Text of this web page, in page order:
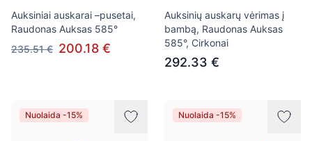
Auksiniai auskarai –pusetai,
Raudonas Auksas 585°
235.51 € 200.18 €
Auksinių auskarų vėrimas į
bambą, Raudonas Auksas
585°, Cirkonai
292.33 €
Nuolaida -15% Nuolaida -15%